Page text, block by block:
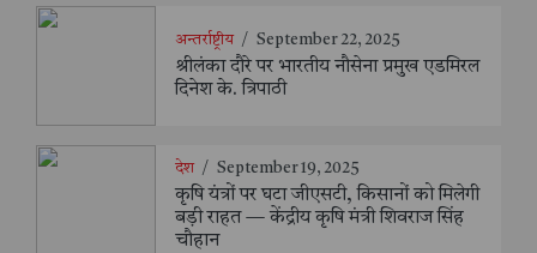
अन्तर्राष्ट्रीय / September 22, 2025
श्रीलंका दौरे पर भारतीय नौसेना प्रमुख एडमिरल
दिनेश के. त्रिपाठी
देश / September 19, 2025
कृषि यंत्रों पर घटा जीएसटी, किसानों को मिलेगी
बड़ी राहत — केंद्रीय कृषि मंत्री शिवराज सिंह
चौहान